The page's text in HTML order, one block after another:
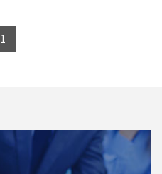
1